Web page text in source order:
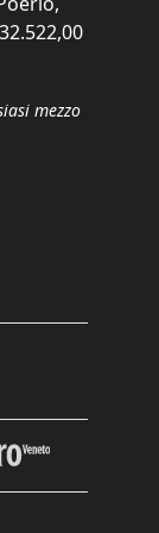
mezzo